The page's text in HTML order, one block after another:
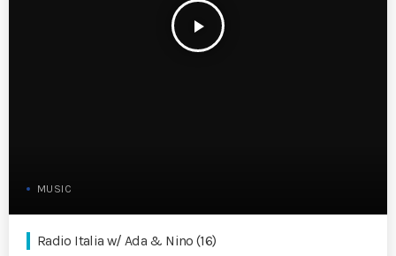
play_arrow
MUSIC
Radio Italia w/ Ada & Nino (16)